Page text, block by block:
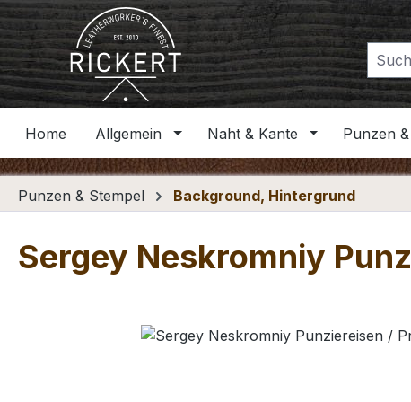
Hauptinhalt springen
Zur Suche springen
Zur Hauptnavigation springen
Home Allgemein Naht & Kante Punzen
Punzen & Stempel Background, Hintergrund
Sergey Neskromniy
Bildergalerie überspringen